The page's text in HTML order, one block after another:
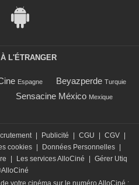
L'ÉTRANGER
Espagne Beyazperde Turquie
Sensacine México Mexique
Publicité CGU CGV
cookies Données Personnelles
Les services AlloCiné
Gérer Utiq
votre cinéma sur le numéro AlloCiné :